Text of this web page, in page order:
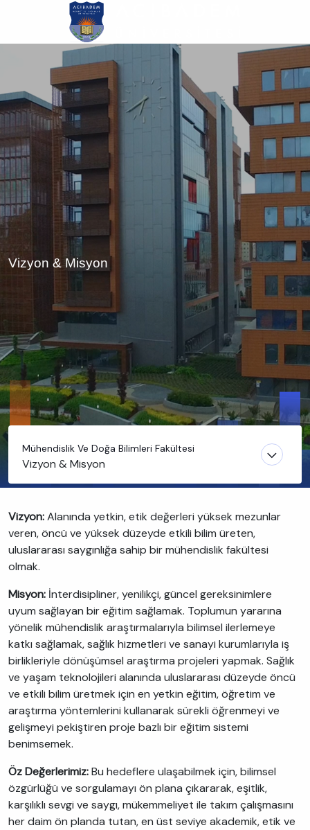
atla
Vizyon & Misyon
Mühendislik Ve Doğa Bilimleri Fakültesi
Vizyon & Misyon
Vizyon:Alanında yetkin, etik değerleri yüksek mezunlar
veren, öncü ve yüksek düzeyde etkili bilim üreten,
uluslararası saygınlığa sahip bir mühendislik fakültesi
olmak.
Misyon: İnterdisipliner, yenilikçi, güncel gereksinimlere
uyum sağlayan bir eğitim sağlamak. Toplumun yararına
yönelik mühendislik araştırmalarıyla bilimsel ilerlemeye
katkı sağlamak, sağlık hizmetleri ve sanayi kurumlarıyla iş
birlikleriyle dönüşümsel araştırma projeleri yapmak. Sağlık
ve yaşam teknolojileri alanında uluslararası düzeyde öncü
ve etkili bilim üretmek için en yetkin eğitim, öğretim ve
araştırma yöntemlerini kullanarak sürekli öğrenmeyi ve
gelişmeyi pekiştiren proje bazlı bir eğitim sistemi
benimsemek.
Öz Değerlerimiz:Bu hedeflere ulaşabilmek için, bilimsel
özgürlüğü ve sorgulamayı ön plana çıkararak, eşitlik,
karşılıklı sevgi ve saygı, mükemmeliyet ile takım çalışmasını
her daim ön planda tutan, en üst seviye akademik, etik ve